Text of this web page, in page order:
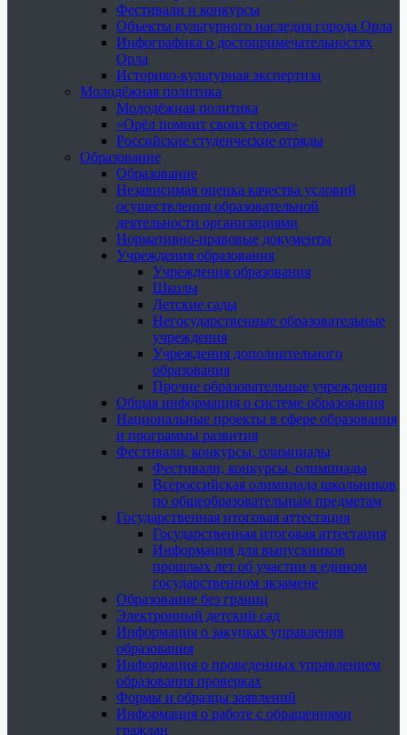
Фестивали и конкурсы
Объекты культурного наследия города Орла
Инфографика о достопримечательностях
Орла
Историко-культурная экспертиза
Молодёжная политика
Молодёжная политика
«Орёл помнит своих героев»
Российские студенческие отряды
Образование
Образование
Независимая оценка качества условий
осуществления образовательной
деятельности организациями
Нормативно-правовые документы
Учреждения образования
Учреждения образования
Школы
Детские сады
Негосударственные образовательные
учреждения
Учреждения дополнительного
образования
Прочие образовательные учреждения
Общая информация о системе образования
Национальные проекты в сфере образования
и программы развития
Фестивали, конкурсы, олимпиады
Фестивали, конкурсы, олимпиады
Всероссийская олимпиада школьников
по общеобразовательным предметам
Государственная итоговая аттестация
Государственная итоговая аттестация
Информация для выпускников
прошлых лет об участии в едином
государственном экзамене
Образование без границ
Электронный детский сад
Информация о закупках управления
образования
Информация о проведенных управлением
образования проверках
Формы и образцы заявлений
Информация о работе с обращениями
граждан